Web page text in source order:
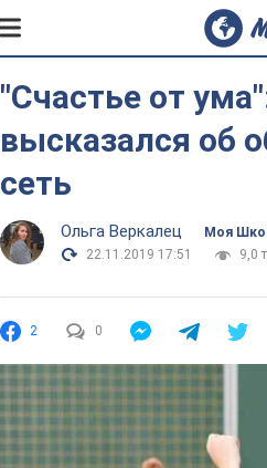
"Счастье от
высказался об
сеть
Ольга Веркалец
Моя
22.11.2019 17:51
9,0
2 0